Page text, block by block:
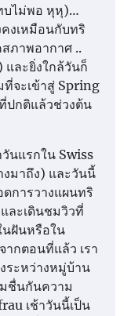
บไม่พอ หุหุ)…
งเหมือนกับทริ
ภาพอากาศ ..
ละยิ่งใกล้วันก็
ที่จะเข้าสู่ Spring
ปกติแล้วช่วงต้น
วันแรกใน Swiss
มาถึง) และวันนี้
การวางแผนทริ
ละเดินชมวิวที่
ฝันหรือใน
กตอนที่แล้ว เรา
ระหว่างหมู่บ้าน
ชื่นกันความ
เช้าวันนี้เป็น